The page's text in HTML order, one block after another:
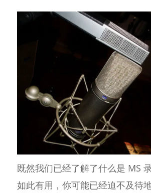
既然我们已经了解了什么是 MS
如此有用，你可能已经迫不及待